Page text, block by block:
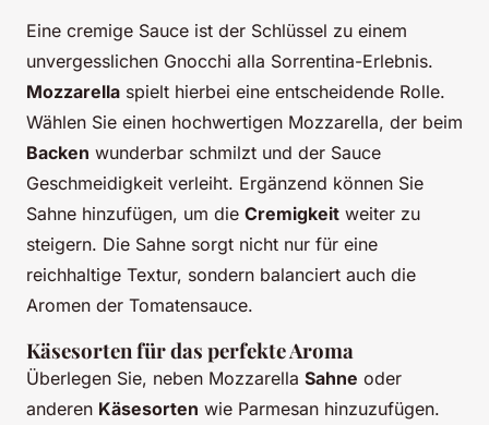
Eine cremige Sauce ist der Schlüssel zu einem
unvergesslichen Gnocchi alla Sorrentina-Erlebnis.
Mozzarella spielt hierbei eine entscheidende Rolle.
Wählen Sie einen hochwertigen Mozzarella, der beim
Backen wunderbar schmilzt und der Sauce
Geschmeidigkeit verleiht. Ergänzend können Sie
Sahne hinzufügen, um die Cremigkeit weiter zu
steigern. Die Sahne sorgt nicht nur für eine
reichhaltige Textur, sondern balanciert auch die
Aromen der Tomatensauce.
Käsesorten für das perfekte Aroma
Überlegen Sie, neben Mozzarella Sahne oder
anderen Käsesorten wie Parmesan hinzuzufügen.